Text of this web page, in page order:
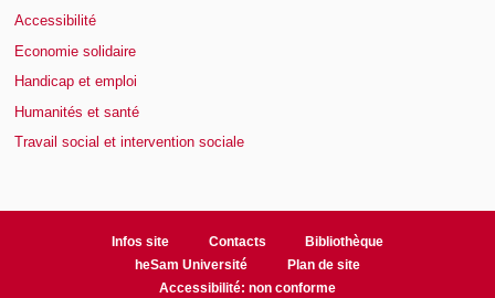
Accessibilité
Economie solidaire
Handicap et emploi
Humanités et santé
Travail social et intervention sociale
Infos site Contacts
Bibliothèque
heSam Université
Plan de site
Accessibilité: non conforme